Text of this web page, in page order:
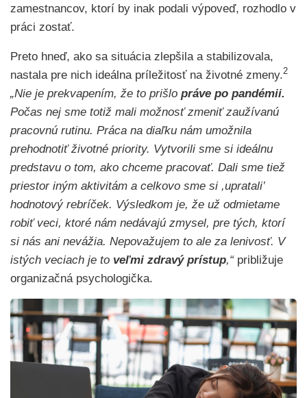
zamestnancov, ktorí by inak podali výpoveď, rozhodlo v
práci zostať.
Preto hneď, ako sa situácia zlepšila a stabilizovala,
nastala pre nich ideálna príležitosť na životné zmeny.2
„Nie je prekvapením, že to prišlo práve po pandémii.
Počas nej sme totiž mali možnosť zmeniť zaužívanú
pracovnú rutinu. Práca na diaľku nám umožnila
prehodnotiť životné priority. Vytvorili sme si ideálnu
predstavu o tom, ako chceme pracovať. Dali sme tiež
priestor iným aktivitám a celkovo sme si ,upratali‛
hodnotový rebríček. Výsledkom je, že už odmietame
robiť veci, ktoré nám nedávajú zmysel, pre tých, ktorí
si nás ani nevážia. Nepovažujem to ale za lenivosť. V
istých veciach je to veľmi zdravý prístup,“ približuje
organizačná psychologička.